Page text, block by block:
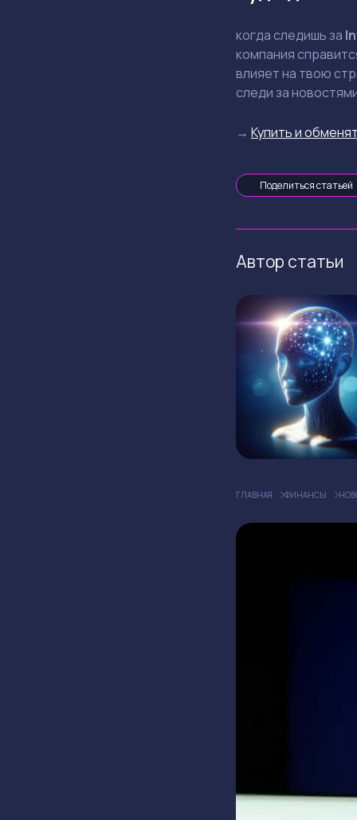
когда следишь за
компания
влияет на твою
следи за
→ Купить и
Поделиться статьей
Автор статьи
ГЛАВНАЯ ФИНАНСЫ